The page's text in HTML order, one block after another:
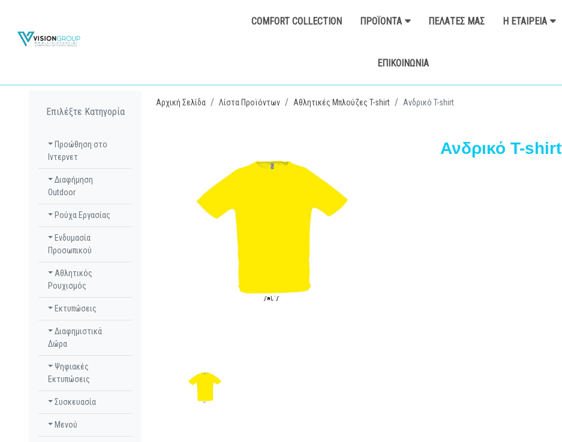
COMFORT COLLECTION ΠΡΟΪΌΝΤΑ ΠΕΛΆΤΕΣ ΜΑΣ Η ΕΤΑΙΡΕΊΑ
ΕΠΙΚΟΙΝΩΝΊΑ
Επιλέξτε Κατηγορία
Προώθηση στο
Ιντερνετ
Διαφήμηση
Outdoor
Ρούχα Εργασίας
Ενδυμασία
Προσωπικού
Αθλητικός
Ρουχισμός
Εκτυπώσεις
Διαφημιστικά
Δώρα
Ψηφιακές
Εκτυπώσεις
Συσκευασία
Μενού
Αρχική Σελίδα Λίστα Προϊόντων Αθλητικές Μπλούζες T-shirt Ανδρικό T-shirt
Ανδρικό T-shirt